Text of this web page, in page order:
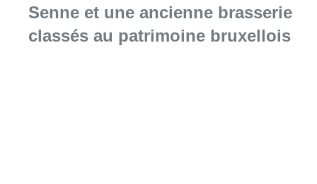
Senne et une ancienne brasserie
classés au patrimoine bruxellois